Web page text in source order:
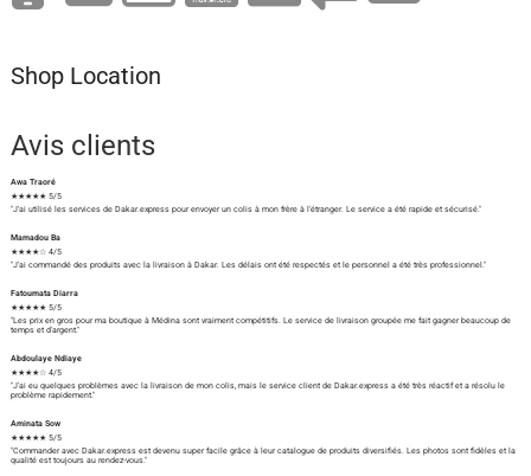
Shop Location
Avis clients
Awa Traoré
★★★★★ 5/5
"J'ai utilisé les services de Dakar.express pour envoyer un colis à mon frère à l'étranger. Le service a été rapide et sécurisé."
Mamadou Ba
★★★★☆ 4/5
"J'ai commandé des produits avec la livraison à Dakar. Les délais ont été respectés et le personnel a été très professionnel."
Fatoumata Diarra
★★★★★ 5/5
"Les prix en gros pour ma boutique à Médina sont vraiment compétitifs. Le service de livraison groupée me fait gagner beaucoup de
temps et d'argent."
Abdoulaye Ndiaye
★★★★☆ 4/5
"J'ai eu quelques problèmes avec la livraison de mon colis, mais le service client de Dakar.express a été très réactif et a résolu le
problème rapidement."
Aminata Sow
★★★★★ 5/5
"Commander avec Dakar.express est devenu super facile grâce à leur catalogue de produits diversifiés. Les photos sont fidèles et la
qualité est toujours au rendez-vous."